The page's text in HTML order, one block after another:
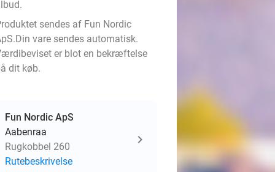
sendes af Fun Nordic
vare sendes automatisk.
er blot en bekræftelse
dit køb.
Fun Nordic ApS
Aabenraa
Rugkobbel 260
Rutebeskrivelse